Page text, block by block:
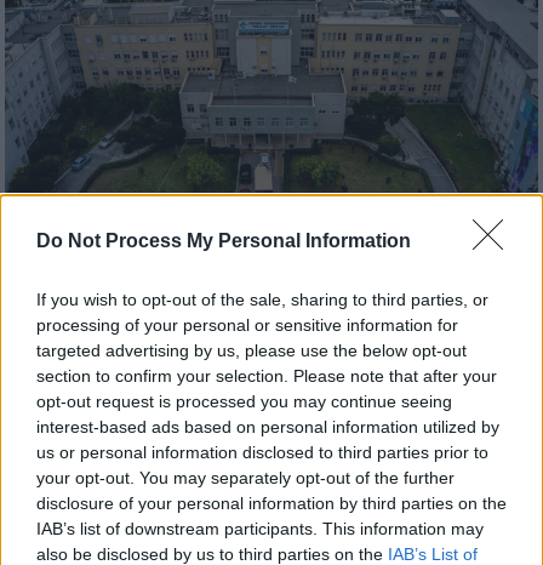
Do Not Process My Personal Information
If you wish to opt-out of the sale, sharing to third parties, or
processing of your personal or sensitive information for
targeted advertising by us, please use the below opt-out
section to confirm your selection. Please note that after your
opt-out request is processed you may continue seeing
interest-based ads based on personal information utilized by
us or personal information disclosed to third parties prior to
your opt-out. You may separately opt-out of the further
disclosure of your personal information by third parties on the
IAB’s list of downstream participants. This information may
also be disclosed by us to third parties on the IAB’s List of
Ελλάδα|18.09.2025 20:28
Μυστήριο στο Κρατικό Νίκαιας: Άνδρας
εμφανίστηκε με τραύμα από όπλο -
Ισχυρίστηκε ότι τον πυροβόλησε οδηγός
ΙΧ
Ο άνδρας ισχυρίζεται ότι δέχθηκε
πυροβολισμούς ενώ περπατούσε, από τον
άγνωστο οδηγό